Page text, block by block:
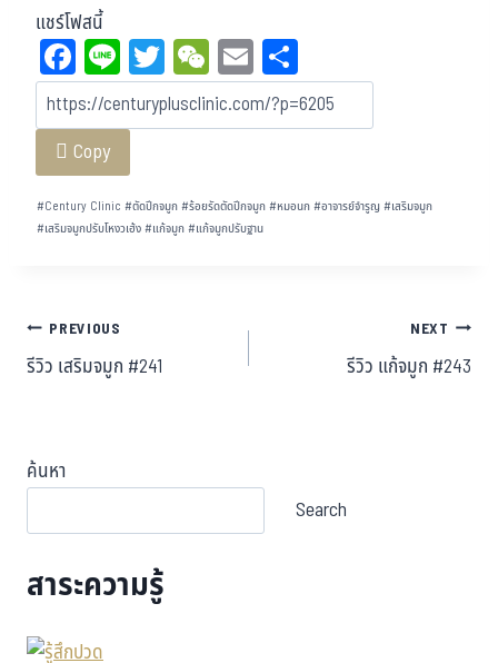
แชร์โฟสนี้
Fa
ce
bo
ok
Li
ne
T
wi
tt
W
eC
ha
E
m
ail
ar
e
Copy
#Century Clinic #ตัดปีกจมูก#ร้อยรัดตัดปีกจมูก#หมอนก#อาจารย์จำรูญ #เสริมจมูก
#เสริมจมูกปรับโหงวเฮ้ง#แก้จมูก#แก้จมูกปรับฐาน
PREVIOUS
รีวิว เสริมจมูก #241
NEXT
รีวิว แก้จมูก #243
ค้นหา
Search
สาระความรู้